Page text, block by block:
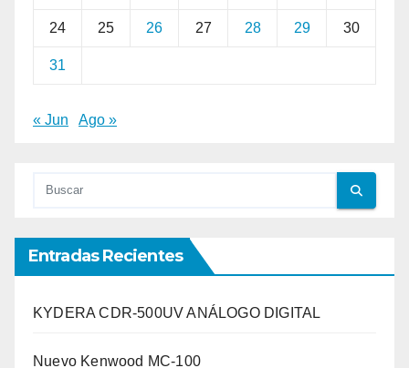
24 25 26 27 28 29 30
31
« Jun Ago »
Entradas Recientes
KYDERA CDR-500UV ANÁLOGO DIGITAL
Nuevo Kenwood MC-100